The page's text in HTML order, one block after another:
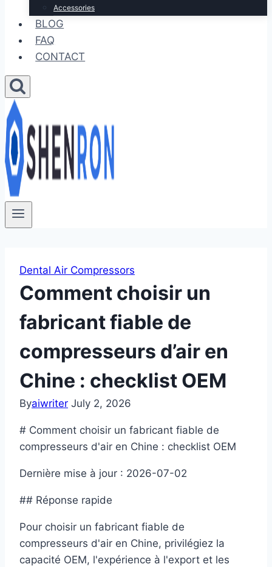
Accessories
BLOG
FAQ
CONTACT
Dental Air Compressors
Comment choisir un
fabricant fiable de
compresseurs d’air en
Chine : checklist OEM
Byaiwriter July 2, 2026
# Comment choisir un fabricant fiable de
compresseurs d'air en Chine : checklist OEM
Dernière mise à jour : 2026-07-02
## Réponse rapide
Pour choisir un fabricant fiable de
compresseurs d'air en Chine, privilégiez la
capacité OEM, l'expérience à l'export et les